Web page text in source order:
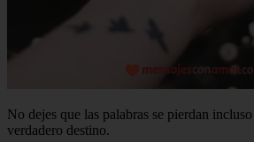
No dejes que las palabras se pierdan
verdadero destino.